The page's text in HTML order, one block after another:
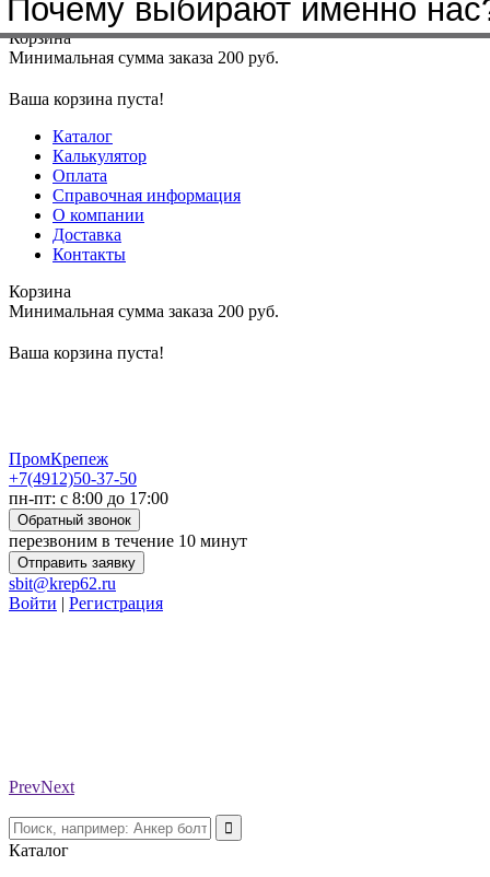
Меню+7(4912)50-37-50sbit@krep62.ru
Корзина
Минимальная сумма заказа 200 руб.
Ваша корзина пуста!
Каталог
Калькулятор
Оплата
Справочная информация
О компании
Доставка
Контакты
Корзина
Минимальная сумма заказа 200 руб.
Ваша корзина пуста!
ПромКрепеж
+7(4912)50-37-50
пн-пт: с 8:00 до 17:00
Обратный звонок
перезвоним в течение 10 минут
Отправить заявку
sbit@krep62.ru
Войти | Регистрация
PrevNext
Каталог
Почему выбирают именно